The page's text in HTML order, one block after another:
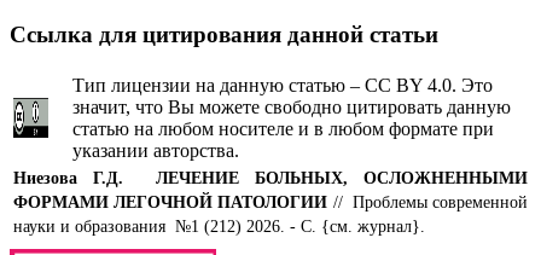
Ссылка для цитирования данной статьи
Тип лицензии на данную статью – CC BY 4.0. Это
значит, что Вы можете свободно цитировать данную
статью на любом носителе и в любом формате при
указании авторства.
Ниезова Г.Д.
ЛЕЧЕНИЕ БОЛЬНЫХ, ОСЛОЖНЕННЫМИ
ФОРМАМИ ЛЕГОЧНОЙ ПАТОЛОГИИ // Проблемы современной
науки и образования №1 (212) 2026. - С. {см. журнал}.